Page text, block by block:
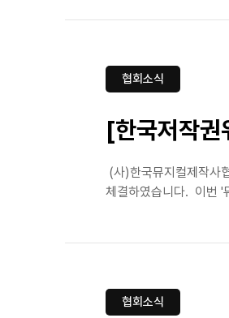
협회소식
[한국저작권
(사)한국뮤지컬제작사
체결하였습니다. 이번 '
협회소식